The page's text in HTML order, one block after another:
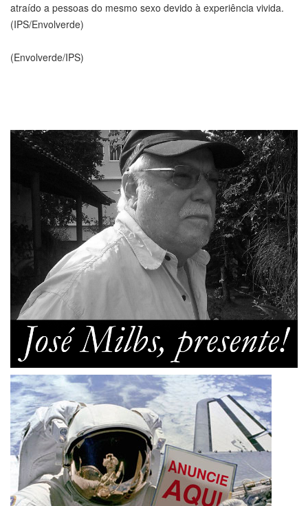
atraído a pessoas do mesmo sexo devido à experiência vivida.
(IPS/Envolverde)
(Envolverde/IPS)